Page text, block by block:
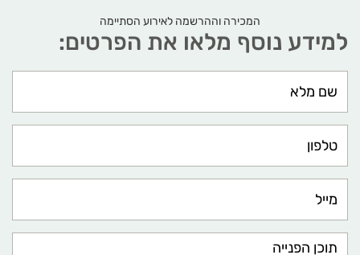
המכירה וההרשמה לאירוע הסתיימה
למידע נוסף מלאו את הפרטים: